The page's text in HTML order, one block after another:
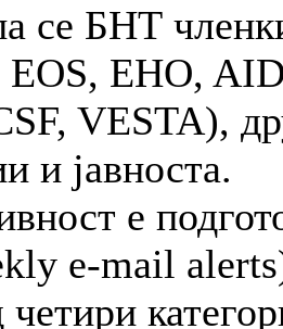
се БНТ
EHO,
VESTA),
и јавноста.
е
e-mail
четири